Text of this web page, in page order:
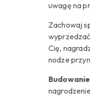
uwagę na
Zachowaj
Cię,
nodze